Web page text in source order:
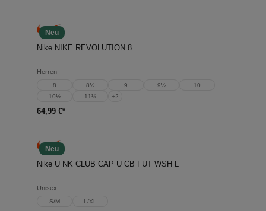
Neu
Nike NIKE REVOLUTION 8
Herren
8 8½ 9 9½
10
10½
11½ +2
64,99 €*
Neu
Nike U NK CLUB CAP U CB FUT WSH L
Unisex
S/M L/XL